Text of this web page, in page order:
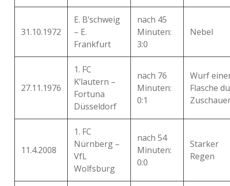
31.10.1972
E. B’schweig
– E.
Frankfurt
nach 45
Minuten:
3:0
Nebel
27.11.1976
1. FC
K‘lautern –
Fortuna
Düsseldorf
nach 76
Minuten:
0:1
Wurf
Flasche
11.4.2008
1. FC
Nürnberg –
VfL
Wolfsburg
nach 54
Minuten:
0:0
Starker
Regen